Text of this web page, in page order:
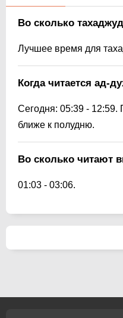
Во сколько
Лучшее время для
Когда читается ад-
Сегодня: 05:39 - 12:59.
ближе к полудню.
Во сколько читают
01:03 - 03:06.